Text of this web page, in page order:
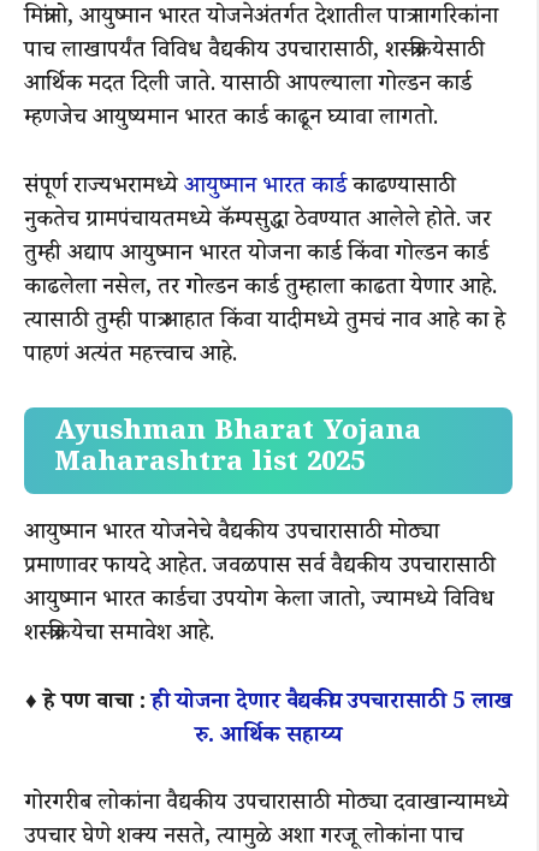
मित्रांनो, आयुष्मान भारत योजनेअंतर्गत देशातील पात्र नागरिकांना
पाच लाखापर्यंत विविध वैद्यकीय उपचारासाठी, शस्त्रक्रियेसाठी
आर्थिक मदत दिली जाते. यासाठी आपल्याला गोल्डन कार्ड
म्हणजेच आयुष्यमान भारत कार्ड काढून घ्यावा लागतो.
संपूर्ण राज्यभरामध्येआयुष्मान भारत कार्डकाढण्यासाठी
नुकतेच ग्रामपंचायतमध्ये कॅम्पसुद्धा ठेवण्यात आलेले होते. जर
तुम्ही अद्याप आयुष्मान भारत योजना कार्ड किंवा गोल्डन कार्ड
काढलेला नसेल, तर गोल्डन कार्ड तुम्हाला काढता येणार आहे.
त्यासाठी तुम्ही पात्र आहात किंवा यादीमध्ये तुमचं नाव आहे का हे
पाहणं अत्यंत महत्त्वाच आहे.
Ayushman Bharat Yojana
Maharashtra list 2025
आयुष्मान भारत योजनेचे वैद्यकीय उपचारासाठी मोठ्या
प्रमाणावर फायदे आहेत. जवळपास सर्व वैद्यकीय उपचारासाठी
आयुष्मान भारत कार्डचा उपयोग केला जातो, ज्यामध्ये विविध
शस्त्रक्रियेचा समावेश आहे.
♦️ हे पण वाचा :ही योजना देणार वैद्यकीय उपचारासाठी 5 लाख
रु. आर्थिक सहाय्य
गोरगरीब लोकांना वैद्यकीय उपचारासाठी मोठ्या दवाखान्यामध्ये
उपचार घेणे शक्य नसते, त्यामुळे अशा गरजू लोकांना पाच